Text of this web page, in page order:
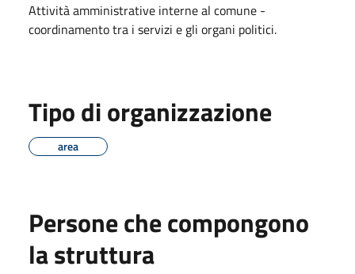
Attività amministrative interne al comune -
coordinamento tra i servizi e gli organi politici.
Tipo di organizzazione
area
Persone che compongono
la struttura